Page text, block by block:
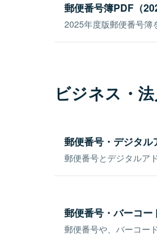
郵便番号簿PDF（
2025年度版郵便番号簿
ビジネス・
郵便番号・デジタル
郵便番号とデジタルア
郵便番号・バーコー
郵便番号や、バーコー